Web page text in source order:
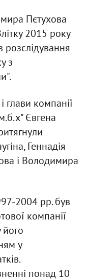
Пєтухова
2015 року
розслідування
з
глави компанії
Євгена
Геннадія
і Володимира
2004 рр. був
компанії
у
понад 10